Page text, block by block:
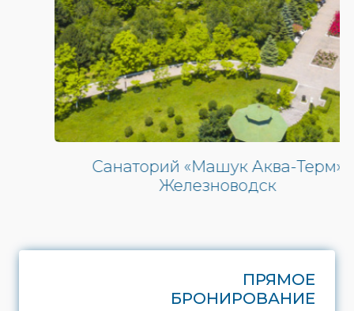
Санаторий «Машук Аква-Терм»
Железноводск
ПРЯМОЕ
БРОНИРОВАНИЕ